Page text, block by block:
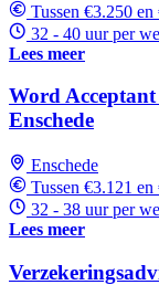
Tussen €3.250
32 - 40 uur per
Lees meer
Word
Enschede
Enschede
Tussen €3.121
32 - 38 uur per
Lees meer